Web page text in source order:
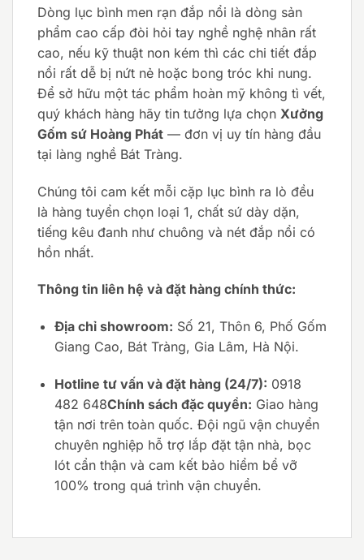
Dòng lục bình men rạn đắp nổi là dòng sản
phẩm cao cấp đòi hỏi tay nghề nghệ nhân rất
cao, nếu kỹ thuật non kém thì các chi tiết đắp
nổi rất dễ bị nứt nẻ hoặc bong tróc khi nung.
Để sở hữu một tác phẩm hoàn mỹ không tì vết,
quý khách hàng hãy tin tưởng lựa chọn Xưởng
Gốm sứ Hoàng Phát — đơn vị uy tín hàng đầu
tại làng nghề Bát Tràng.
Chúng tôi cam kết mỗi cặp lục bình ra lò đều
là hàng tuyển chọn loại 1, chất sứ dày dặn,
tiếng kêu đanh như chuông và nét đắp nổi có
hồn nhất.
Thông tin liên hệ và đặt hàng chính thức:
Địa chỉ showroom: Số 21, Thôn 6, Phố Gốm
Giang Cao, Bát Tràng, Gia Lâm, Hà Nội.
Hotline tư vấn và đặt hàng (24/7): 0918
482 648Chính sách đặc quyền: Giao hàng
tận nơi trên toàn quốc. Đội ngũ vận chuyển
chuyên nghiệp hỗ trợ lắp đặt tận nhà, bọc
lót cẩn thận và cam kết bảo hiểm bể vỡ
100% trong quá trình vận chuyển.